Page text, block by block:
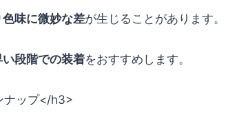
味に微妙な差が生じることがあります。
段階での装着をおすすめします。
ナップ</h3>